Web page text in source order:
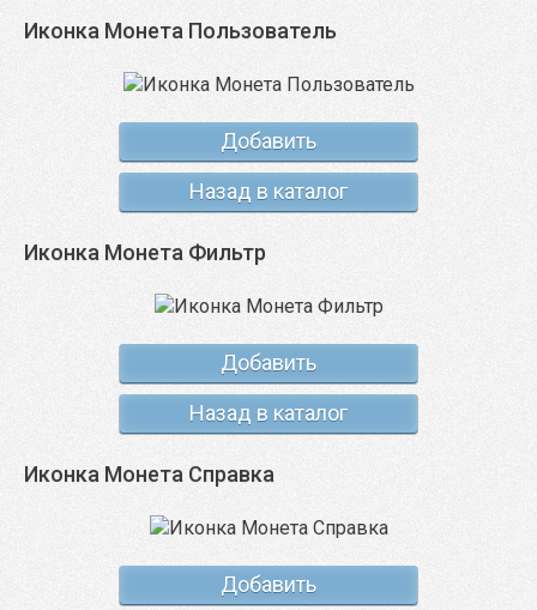
Иконка Монета Пользователь
Добавить
Назад в каталог
Иконка Монета Фильтр
Добавить
Назад в каталог
Иконка Монета Справка
Добавить